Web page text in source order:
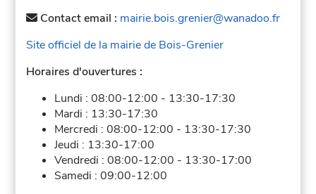
Contact email : mairie.bois.grenier@wanadoo.fr
Site officiel de la mairie de Bois-Grenier
Horaires d'ouvertures :
Lundi :08:00-12:00 - 13:30-17:30
Mardi : 13:30-17:30
Mercredi :08:00-12:00 - 13:30-17:30
Jeudi : 13:30-17:00
Vendredi :08:00-12:00 - 13:30-17:00
Samedi :09:00-12:00